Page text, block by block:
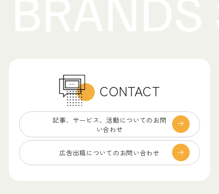
CONTACT
記事、サービス、 活動についてのお問
い合わせ
広告出稿についての お問い合わせ